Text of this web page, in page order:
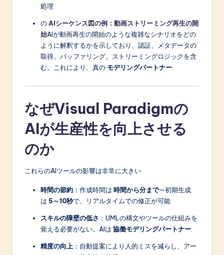
処理
のAIシーケンス図の例：動画ストリーミング再生の開
始AIが動画再生の開始のような複雑なシナリオをどの
ように解釈するかを示しており、認証、メタデータの
取得、バッファリング、ストリーミングロジックを含
む。これにより、真の モデリングパートナー
なぜVisual Paradigmの
AIが生産性を向上させる
のか
これらのAIツールの影響は非常に大きい
時間の節約 ：作成時間は 時間から分まで—初期生成
は 5～10秒で、リアルタイムでの修正が可能
スキルの障壁の低さ ：UMLの構文やツールの仕組みを
覚える必要がない。AIは 協働モデリングパートナー.
精度の向上 ：自動提案により人的ミスを減らし、アー